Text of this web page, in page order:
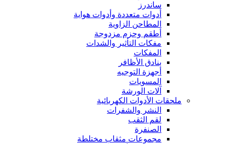
ساندرز
أدوات متعددة وأدوات هواية
المطاحن الزاوية
أطقم وحزم مزدوجة
مفكات التأثير والشدات
المفكات
بنادق الأظافر
أجهزة التوجيه
المسويات
آلات الورشة
ملحقات الأدوات الكهربائية
النشر والشفرات
لقم الثقب
الصنفرة
مجموعات مثقاب مختلطة